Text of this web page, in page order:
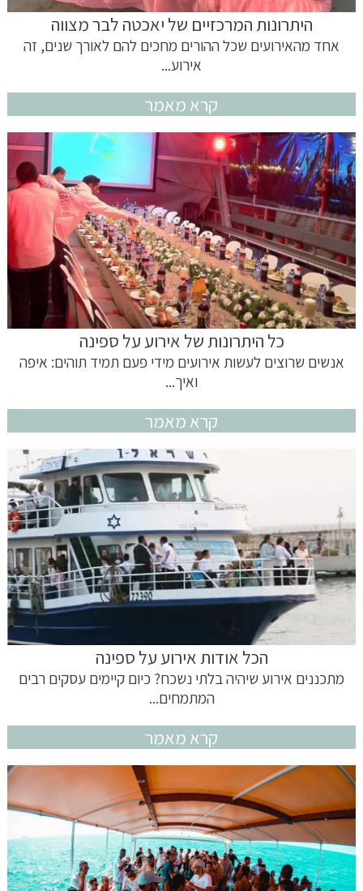
היתרונות המרכזיים של יאכטה לבר מצווה
אחד מהאירועים שכל ההורים מחכים להם לאורך שנים, זה
אירוע...
קרא מאמר
כל היתרונות של אירוע על ספינה
אנשים שרוצים לעשות אירועים מידי פעם תמיד תוהים: איפה
ואיך...
קרא מאמר
הכל אודות אירוע על ספינה
מתכננים אירוע שיהיה בלתי נשכח? כיום קיימים עסקים רבים
המתמחים...
קרא מאמר